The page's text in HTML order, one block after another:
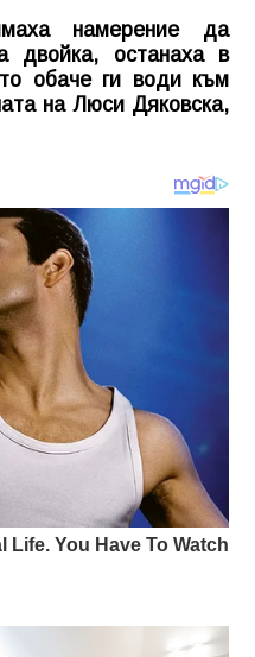
намерение да
двойка, останаха в
обаче ги води към
на Люси Дяковска,